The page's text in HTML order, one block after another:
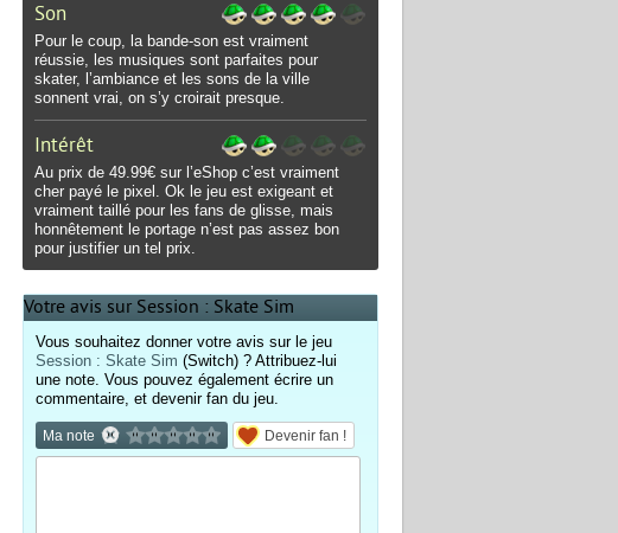
Son
Pour le coup, la bande-son est vraiment
réussie, les musiques sont parfaites pour
skater, l’ambiance et les sons de la ville
sonnent vrai, on s’y croirait presque.
Intérêt
Au prix de 49.99€ sur l’eShop c’est vraiment
cher payé le pixel. Ok le jeu est exigeant et
vraiment taillé pour les fans de glisse, mais
honnêtement le portage n’est pas assez bon
pour justifier un tel prix.
Votre avis sur Session : Skate Sim
Vous souhaitez donner votre avis sur le jeu
Session : Skate Sim (Switch) ? Attribuez-lui
une note. Vous pouvez également écrire un
commentaire, et devenir fan du jeu.
Ma note Devenir fan !